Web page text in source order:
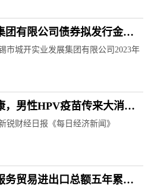
团有限公司债券拟发行金额
市城开实业发展集团有限公司2023年
，男性HPV疫苗传来大消
球近1/3男性受影响
锐财经日报《每日经济新闻》
务贸易进出口总额五年累计